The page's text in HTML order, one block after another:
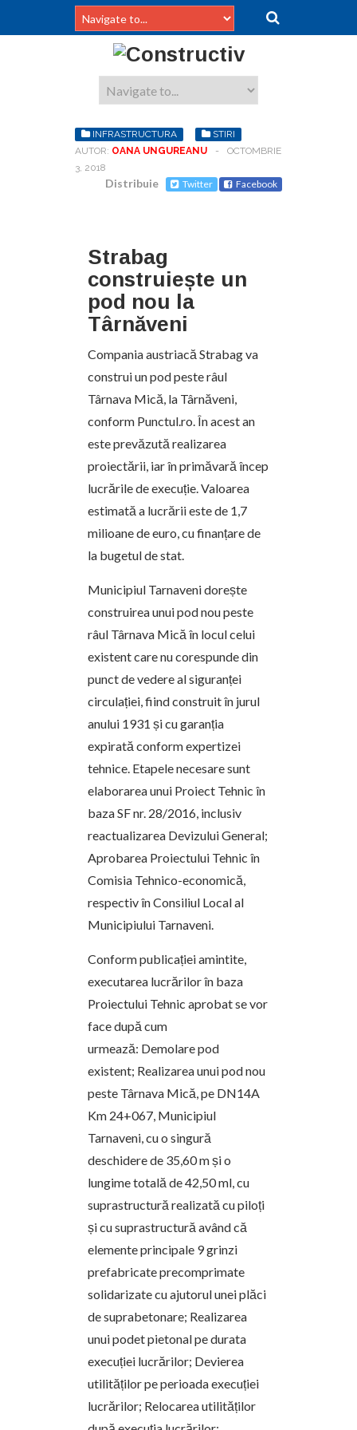
INFRASTRUCTURA
STIRI
AUTOR: OANA UNGUREANU -
OCTOMBRIE
3, 2018
Distribuie Twitter Facebook
Strabag
construiește un
pod nou la
Târnăveni
Compania austriacă Strabag va
construi un pod peste râul
Târnava Mică, la Târnăveni,
conform Punctul.ro. În acest an
este prevăzută realizarea
proiectării, iar în primăvară încep
lucrările de execuție. Valoarea
estimată a lucrării este de 1,7
milioane de euro, cu finanțare de
la bugetul de stat.
Municipiul Tarnaveni dorește
construirea unui pod nou peste
râul Târnava Mică în locul celui
existent care nu corespunde din
punct de vedere al siguranței
circulației, fiind construit în jurul
anului 1931 și cu garanția
expirată conform expertizei
tehnice. Etapele necesare sunt
elaborarea unui Proiect Tehnic în
baza SF nr. 28/2016, inclusiv
reactualizarea Devizului General;
Aprobarea Proiectului Tehnic în
Comisia Tehnico-economică,
respectiv în Consiliul Local al
Municipiului Tarnaveni.
Conform publicației amintite,
executarea lucrărilor în baza
Proiectului Tehnic aprobat se vor
face după cum
urmează: Demolare pod
existent; Realizarea unui pod nou
peste Târnava Mică, pe DN14A
Km 24+067, Municipiul
Tarnaveni, cu o singură
deschidere de 35,60 m și o
lungime totală de 42,50 ml, cu
suprastructură realizată cu piloți
și cu suprastructură având că
elemente principale 9 grinzi
prefabricate precomprimate
solidarizate cu ajutorul unei plăci
de suprabetonare; Realizarea
unui podet pietonal pe durata
execuției lucrărilor; Devierea
utilităților pe perioada execuției
lucrărilor; Relocarea utilităților